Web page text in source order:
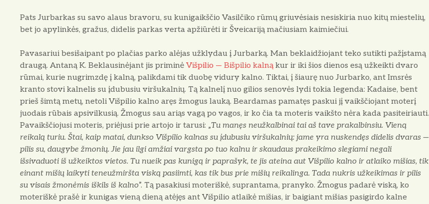
Pats Jurbarkas su savo alaus bravoru, su kunigaikščio Vasilčiko rūmų griuvėsiais nesiski­ria nuo kitų miestelių,
bet jo apylinkės, gražus, didelis par­kas verta apžiūrėti ir Šveicari­ją mačiusiam kaimiečiui.
Pavasariui besišaipant po plačias parko alėjas užklydau į Jurbarką. Man beklaidžiojant teko sutikti pažįstamą
drau­gą. Antaną K. Beklausinėjant jis priminė Višpilio — Bišpilio kalną kur ir iki šios dienos esą užkeikti dvaro
rūmai, kurie nugrimzdę į kalną, palikdami tik duobę vidury kalno. Tiktai, į šiaurę nuo Jurbarko, ant Im­srės
kranto stovi kalnelis su įdubusiu viršukalnių. Tą kal­nelį nuo gilios senovės lydi to­kia legenda: Kadaise, bent
prieš šimtą metų, netoli Višpilio kalno aręs žmogus lauką. Beardamas pamatęs paskui jį vaikščiojant moterį
juodais rū­bais apsivilkusią. Žmogus sau ariąs vagą po vagos, ir ko čia ta moteris vaikšto nėra kada pasiteiriauti.
Pavaikščiojusi moteris, priėjusi prie artojo ir tarusi: „Tu manęs neužkalbinai tai aš tave prakalbinsiu. Vieną
reikalą turiu. Štai, kaip matai, dunkso Višpilio kalnas su įdubusiu viršukalnių: jame yra nuskendęs didelis dvaras —
pilis su, daugybe žmonių. Jie jau ilgi amžiai vargsta po tuo kalnu ir skaudaus prakeikimo slegiami negali
išsivaduoti iš užkeiktos vietos. Tu nueik pas kunigą ir paprašyk, te jis ateina aut Višpilio kalno ir atlaiko mišias, tik
einant mišių laikyti teneužmiršta viską pasiimti, kas tik bus prie mišių reikalin­ga. Tada nukris užkeikimas ir pilis
su visais žmonėmis iškils iš kalno”. Tą pasakiusi mote­riškė, suprantama, pranyko. Žmogus padarė viską, ko
moteriškė prašė ir kunigas vie­ną dieną atėjęs ant Višpilio at­laikė mišias, ir baigiant mišias pasigirdo kalne